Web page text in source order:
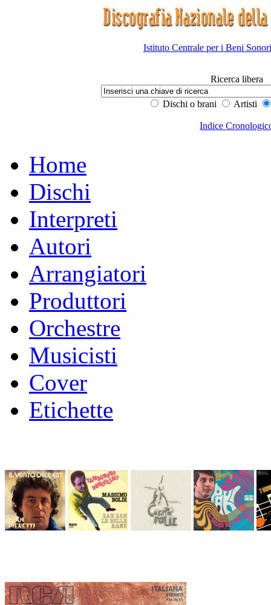
Istituto Centrale per i Beni
Ricerca libera
Dischi o brani Artisti
Indice
Home
Dischi
Interpreti
Autori
Arrangiatori
Produttori
Orchestre
Musicisti
Cover
Etichette